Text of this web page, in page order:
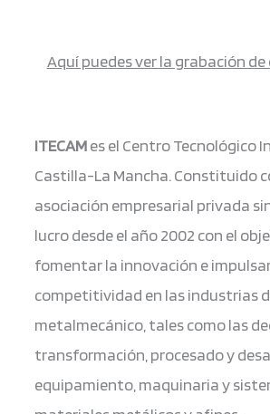
Aquí puedes ver la grabación
ITECAMes el Centro Tecnológico
Castilla-La Mancha. Constituido
asociación empresarial privada
lucro desde el año 2002 con el
fomentar la innovación e
competitividad en las industrias
metalmecánico, tales como las
transformación, procesado y
equipamiento, maquinaria y